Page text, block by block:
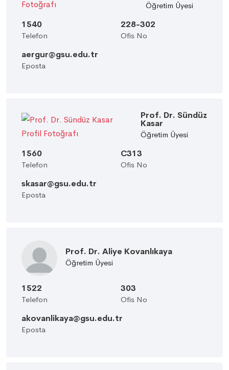
Öğretim Üyesi
1540
Telefon
228-302
Ofis No
aergur@gsu.edu.tr
Eposta
Prof. Dr. Sündüz
Kasar
Öğretim Üyesi
1560
Telefon
C313
Ofis No
skasar@gsu.edu.tr
Eposta
Prof. Dr. Aliye Kovanlıkaya
Öğretim Üyesi
1522
Telefon
303
Ofis No
akovanlikaya@gsu.edu.tr
Eposta